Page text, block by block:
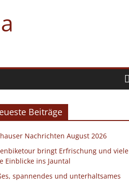
Beiträge
Nachrichten August 2026
bringt Erfrischung und viele
Einblicke ins Jauntal
spannendes und unterhaltsames